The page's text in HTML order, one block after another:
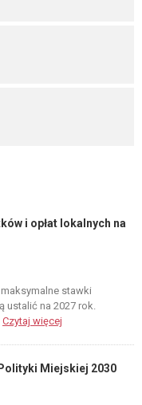
i opłat lokalnych na
stawki
ustalić na 2027 rok.
Czytaj więcej
Miejskiej 2030